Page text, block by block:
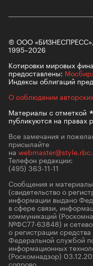
© ООО
1995–2026
Котировки мировых
предоставлены:
Индексы облигаций
О соблюдении
Материалы сотметкой
публикуются на правах
Все замечания и
присылайте
на
Телефон редакции:
(495) 363-11-11
Сообщения и
(свидетельство о
информации выдано
в сфере связи,
коммуникаций
№ФС77-63848) и
о регистрации
Федеральной службой
информационных
(Роскомнадзор)
сопрово